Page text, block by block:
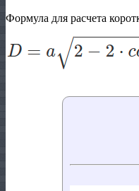
Формула для расчета